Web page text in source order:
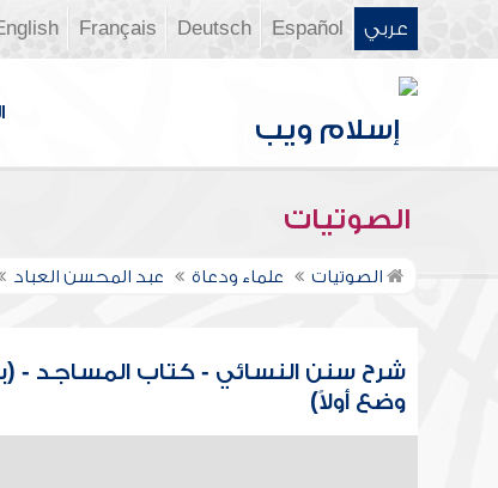
عربي Español
Deutsch
Français
الصوتيات
الصوتيات علماء ودعاة عبد المحسن العباد
شرح سنن النسائي - كتاب المساجد -
وضع أولاً)